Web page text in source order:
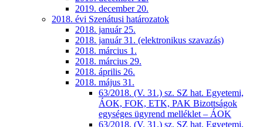
2019. december 20.
2018. évi Szenátusi határozatok
2018. január 25.
2018. január 31. (elektronikus szavazás)
2018. március 1.
2018. március 29.
2018. április 26.
2018. május 31.
63/2018. (V. 31.) sz. SZ hat. Egyetemi,
ÁOK, FOK, ETK, PAK Bizottságok
egységes ügyrend melléklet – ÁOK
63/2018. (V. 31.) sz. SZ hat. Egyetemi,